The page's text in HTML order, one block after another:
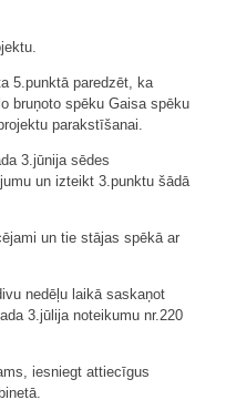
5.punktā paredzēt, ka
bruņoto spēku Gaisa spēku
parakstīšanai.
3.jūnija sēdes
un izteikt 3.punktu šādā
un tie stājas spēkā ar
nedēļu laikā saskaņot
3.jūlija noteikumu nr.220
iesniegt attiecīgus